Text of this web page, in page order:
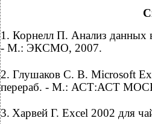
1. Корнелл П. Анализ данных
- М.: ЭКСМО, 2007.
2. Глушаков С. В. Microsoft
перераб. - М.: АСТ:АСТ
3. Харвей Г. Excel 2002 для